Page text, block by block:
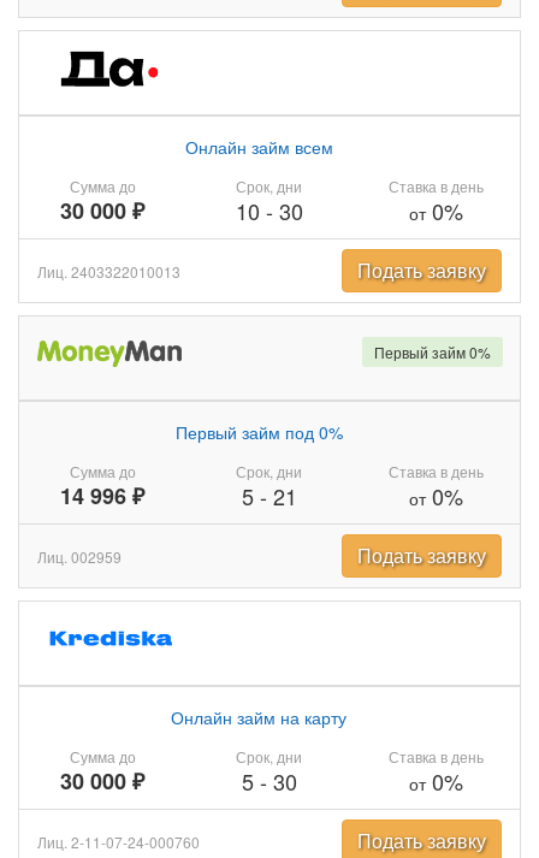
Сумма до
30 000 ₽
Онлайн займ всем
Срок, дни
10 - 30
Ставка в день
от0%
Лиц. 2403322010013 Подать заявку
Сумма до
14 996 ₽
Первый займ под 0%
Срок, дни
5- 21
Ставка в день
от0%
Первый займ 0%
Лиц. 002959 Подать заявку
Сумма до
30 000 ₽
Онлайн займ на карту
Срок, дни
5- 30
Ставка в день
от0%
Лиц. 2-11-07-24-000760 Подать заявку